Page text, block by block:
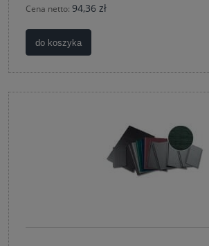
Cena netto: 94,36 zł
do koszyka